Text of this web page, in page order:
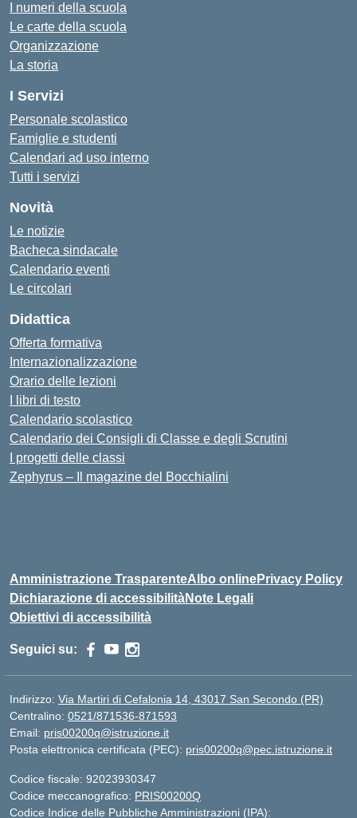
I numeri della scuola
Le carte della scuola
Organizzazione
La storia
I Servizi
Personale scolastico
Famiglie e studenti
Calendari ad uso interno
Tutti i servizi
Novità
Le notizie
Bacheca sindacale
Calendario eventi
Le circolari
Didattica
Offerta formativa
Internazionalizzazione
Orario delle lezioni
I libri di testo
Calendario scolastico
Calendario dei Consigli di Classe e degli Scrutini
I progetti delle classi
Zephyrus – Il magazine del Bocchialini
Amministrazione TrasparenteAlbo onlinePrivacy Policy
Dichiarazione di accessibilitàNote Legali
Obiettivi di accessibilità
Seguici su:
Indirizzo: Via Martiri di Cefalonia 14, 43017 San Secondo (PR)
Centralino: 0521/871536-871593
Email: pris00200q@istruzione.it
Posta elettronica certificata (PEC): pris00200q@pec.istruzione.it
Codice fiscale: 92023930347
Codice meccanografico: PRIS00200Q
Codice Indice delle Pubbliche Amministrazioni (IPA):